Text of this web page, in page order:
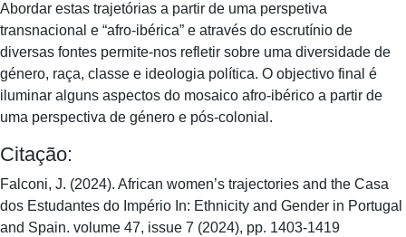
Abordar estas trajetórias a partir de uma perspetiva
transnacional e “afro-ibérica” e através do escrutínio de
diversas fontes permite-nos refletir sobre uma diversidade de
género, raça, classe e ideologia política. O objectivo final é
iluminar alguns aspectos do mosaico afro-ibérico a partir de
uma perspectiva de género e pós-colonial.
Citação:
Falconi, J. (2024). African women’s trajectories and the Casa
dos Estudantes do Império In: Ethnicity and Gender in Portugal
and Spain. volume 47, issue 7 (2024), pp. 1403-1419